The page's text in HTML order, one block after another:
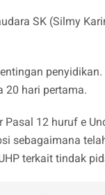
SK (Silmy
20 hari pertama.
12 huruf e
sebagaimana
terkait tindak